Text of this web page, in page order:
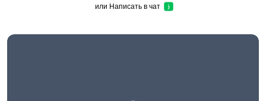
или Написать в чат